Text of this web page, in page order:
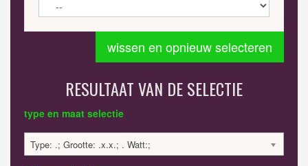
wissen en opnieuw selecteren
RESULTAAT VAN DE SELECTIE
type en maat selectie
Type: .; Grootte: .x.x.; . Watt:;